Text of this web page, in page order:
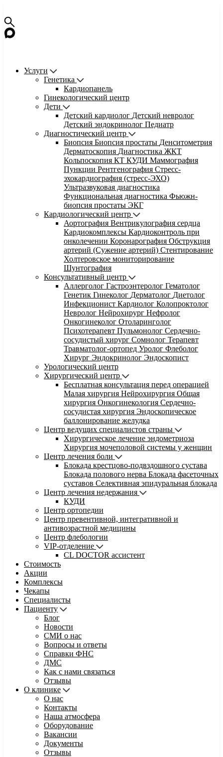
Услуги
Генетика
Кардиопанель
Гинекологический центр
Дети
Детский кардиолог Детский невролог
Детский эндокринолог Педиатр
Диагностический центр
Биопсия Биопсия простаты Денситометрия
Дерматоскопия Диагностика ЖКТ
Кольпоскопия КТ КУДИ Маммография
Пункции Рентгенография Стресс-
эхокардиография (стресс-ЭХО)
Ультразвуковая диагностика
Функциональная диагностика Фьюжн-
биопсия простаты ЭКГ
Кардиологический центр
Аортография Вентрикулография сердца
Кардиокомплексы Кардиоконтроль при
онколечении Коронарография Обструкция
артерий (Сужение артерий) Стентирование
Холтеровское мониторирование
Шунтография
Консультативный центр
Аллерголог Гастроэнтеролог Гематолог
Генетик Гинеколог Дерматолог Диетолог
Инфекционист Кардиолог Колопроктолог
Невролог Нейрохирург Нефролог
Онкогинеколог Отоларинголог
Психотерапевт Пульмонолог Сердечно-
сосудистый хирург Сомнолог Терапевт
Травматолог-ортопед Уролог Флеболог
Хирург Эндокринолог Эндоскопист
Урологический центр
Хирургический центр
Бесплатная консультация перед операцией
Малая хирургия Нейрохирургия Общая
хирургия Онкогинекология Сердечно-
сосудистая хирургия Эндоскопическое
баллонирование желудка
Центр ведущих специалистов страны
Хирургическое лечение эндометриоза
Хирургия мочеполовой системы у женщин
Центр лечения боли
Блокада крестцово-подвздошного сустава
Блокада полового нерва Блокада фасеточных
суставов Селективная эпидуральная блокада
Центр лечения недержания
КУДИ
Центр ортопедии
Центр превентивной, интегративной и
антивозрастной медицины
Центр флебологии
VIP-отделение
CL DOCTOR ассистент
Стоимость
Акции
Комплексы
Чекапы
Специалисты
Пациенту
Блог
Новости
СМИ о нас
Вопросы и ответы
Справки ФНС
ДМС
Как с нами связаться
Отзывы
О клинике
О нас
Контакты
Наша атмосфера
Оборудование
Вакансии
Документы
Отзывы